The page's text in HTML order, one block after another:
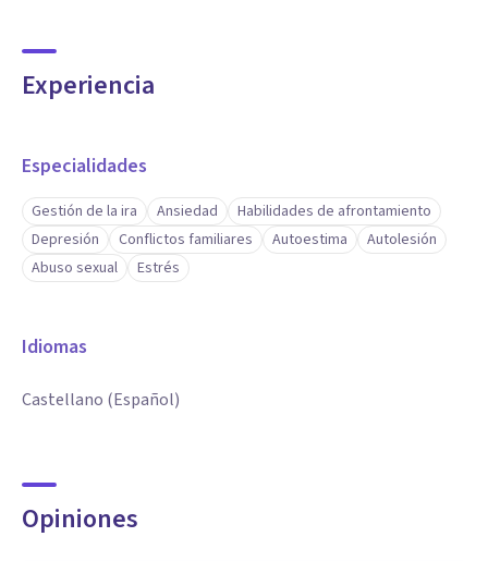
Experiencia
Especialidades
Gestión de la ira Ansiedad
Habilidades de afrontamiento
Depresión
Conflictos familiares Autoestima
Autolesión
Abuso sexual
Estrés
Idiomas
Castellano (Español)
Opiniones